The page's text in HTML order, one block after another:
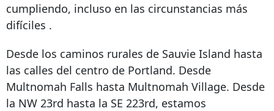
cumpliendo, incluso en las circunstancias más
difíciles .
Desde los caminos rurales de Sauvie Island hasta
las calles del centro de Portland. Desde
Multnomah Falls hasta Multnomah Village. Desde
la NW 23rd hasta la SE 223rd, estamos